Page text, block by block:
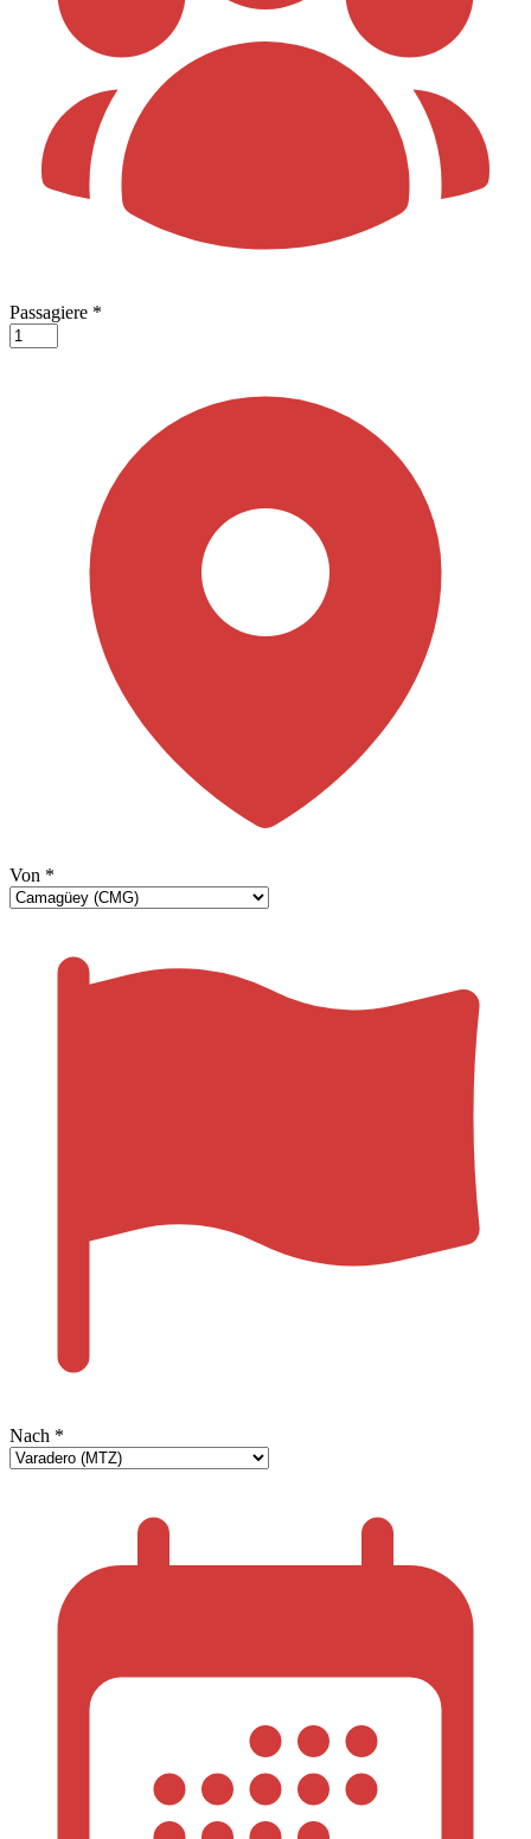
Passagiere *
Von *
Nach *